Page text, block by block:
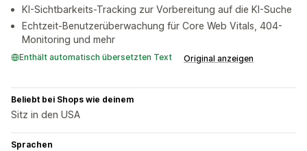
KI-Sichtbarkeits-Tracking zur Vorbereitung auf die KI-Suche
Echtzeit-Benutzerüberwachung für Core Web Vitals, 404-
Monitoring und mehr
Enthält automatisch übersetzten Text Original anzeigen
Beliebt bei Shops wie deinem
Sitz in den USA
Sprachen